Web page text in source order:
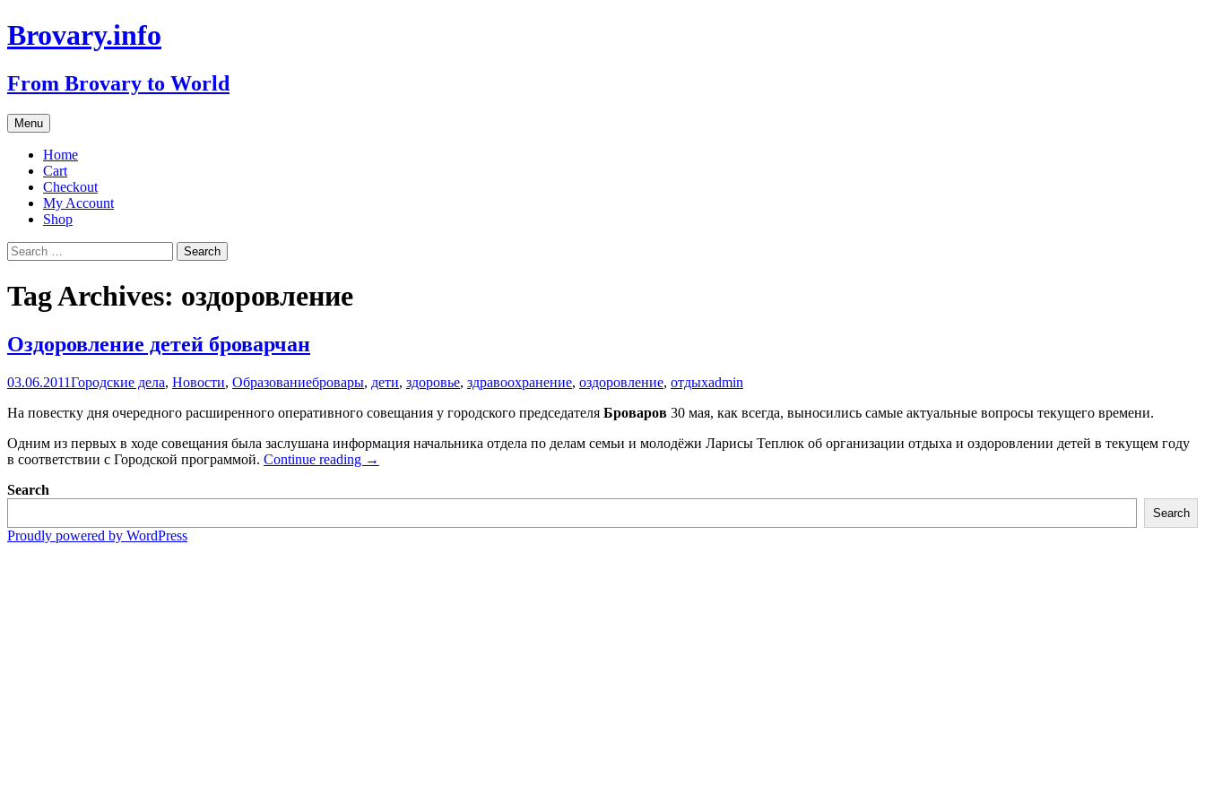
Brovary.info
From Brovary to World
Menu Skip
to
content
Home
Cart
Checkout
My Account
Shop
Search
for:
Tag Archives: оздоровление
Оздоровление детей броварчан
03.06.2011Городские дела, Новости, Образованиебровары, дети, здоровье, здравоохранение, оздоровление, отдыхadmin
На повестку дня очередного расширенного оперативного совещания у городского председателя Броваров 30 мая, как всегда, выносились самые актуальные вопросы текущего времени.
Одним из первых в ходе совещания была заслушана информация начальника отдела по делам семьи и молодёжи Ларисы Теплюк об организации отдыха и оздоровлении детей в текущем году
в соответствии с Городской программой. Continue reading Оздоровление
→
Search
Search
Proudly powered by WordPress